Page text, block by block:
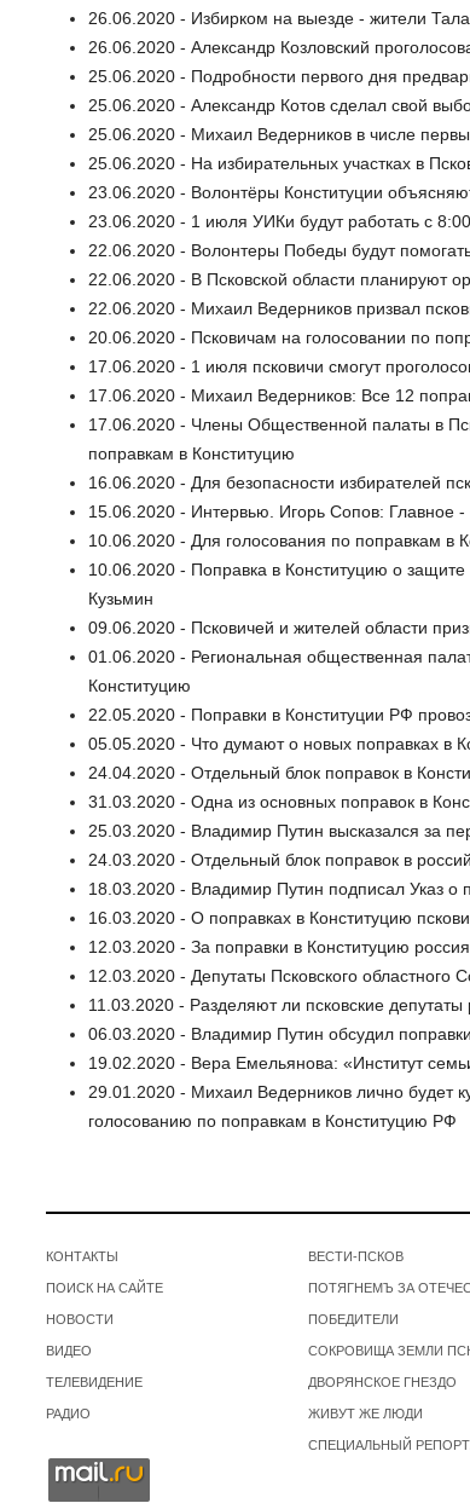
26.06.2020 - Избирком на выезде - жители
26.06.2020 - Александр Козловский
25.06.2020 - Подробности первого дня
25.06.2020 - Александр Котов сделал свой
25.06.2020 - Михаил Ведерников в числе
25.06.2020 - На избирательных участках в
23.06.2020 - Волонтёры Конституции
23.06.2020 - 1 июля УИКи будут работать с
22.06.2020 - Волонтеры Победы будут
22.06.2020 - В Псковской области планируют
22.06.2020 - Михаил Ведерников призвал
20.06.2020 - Псковичам на голосовании по
17.06.2020 - 1 июля псковичи смогут
17.06.2020 - Михаил Ведерников: Все 12
17.06.2020 - Члены Общественной палаты в
поправкам в Конституцию
16.06.2020 - Для безопасности избирателей
15.06.2020 - Интервью. Игорь Сопов: Главное
10.06.2020 - Для голосования по поправкам в
10.06.2020 - Поправка в Конституцию о
Кузьмин
09.06.2020 - Псковичей и жителей области
01.06.2020 - Региональная общественная
Конституцию
22.05.2020 - Поправки в Конституции РФ
05.05.2020 - Что думают о новых поправках в
24.04.2020 - Отдельный блок поправок в
31.03.2020 - Одна из основных поправок в
25.03.2020 - Владимир Путин высказался за
24.03.2020 - Отдельный блок поправок в
18.03.2020 - Владимир Путин подписал Указ о
16.03.2020 - О поправках в Конституцию
12.03.2020 - За поправки в Конституцию
12.03.2020 - Депутаты Псковского областного
11.03.2020 - Разделяют ли псковские
06.03.2020 - Владимир Путин обсудил
19.02.2020 - Вера Емельянова: «Институт
29.01.2020 - Михаил Ведерников лично будет
голосованию по поправкам в Конституцию РФ
КОНТАКТЫ
ПОИСК НА САЙТЕ
НОВОСТИ
ВИДЕО
ТЕЛЕВИДЕНИЕ
РАДИО
ВЕСТИ-ПСКОВ
ПОТЯГНЕМЪ ЗА
ПОБЕДИТЕЛИ
СОКРОВИЩА ЗЕМЛИ
ДВОРЯНСКОЕ ГНЕЗДО
ЖИВУТ ЖЕ ЛЮДИ
СПЕЦИАЛЬНЫЙ